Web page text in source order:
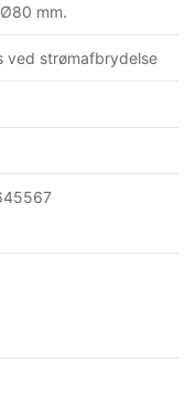
mm.
ved strømafbrydelse